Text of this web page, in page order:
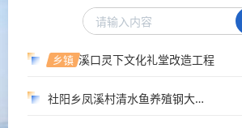
乡镇 溪口灵下文化礼堂改造工程
社阳乡凤溪村清水鱼养殖钢大棚及基建工程中选结果公告